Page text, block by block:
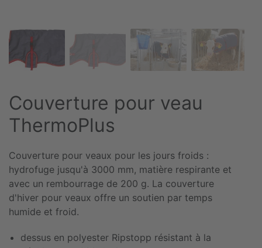
Couverture pour veau
ThermoPlus
Couverture pour veaux pour les jours froids :
hydrofuge jusqu'à 3000 mm, matière respirante et
avec un rembourrage de 200 g. La couverture
d'hiver pour veaux offre un soutien par temps
humide et froid.
dessus en polyester Ripstopp résistant à la